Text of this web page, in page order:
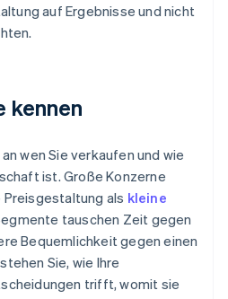
auf Ergebnisse und nicht
kennen
wen Sie verkaufen und wie
ist. Große Konzerne
als kleine
tauschen Zeit gegen
Bequemlichkeit gegen einen
Sie, wie Ihre
trifft, womit sie